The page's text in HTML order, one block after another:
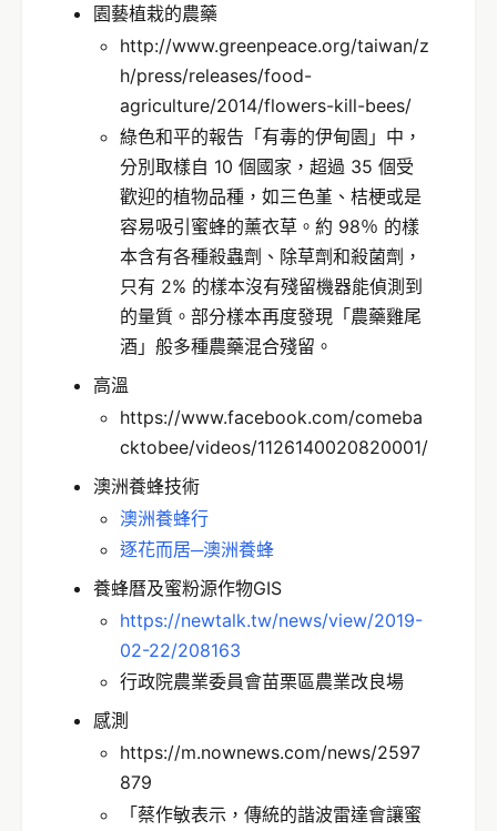
園藝植栽的農藥
http://www.greenpeace.org/taiwan/z
h/press/releases/food-
agriculture/2014/flowers-kill-bees/
綠色和平的報告「有毒的伊甸園」中，
分別取樣自 10 個國家，超過 35 個受
歡迎的植物品種，如三色堇、桔梗或是
容易吸引蜜蜂的薰衣草。約 98％ 的樣
本含有各種殺蟲劑、除草劑和殺菌劑，
只有 2% 的樣本沒有殘留機器能偵測到
的量質。部分樣本再度發現「農藥雞尾
酒」般多種農藥混合殘留。
高溫
https://www.facebook.com/comeba
cktobee/videos/1126140020820001/
澳洲養蜂技術
澳洲養蜂行
逐花而居─澳洲養蜂
養蜂曆及蜜粉源作物GIS
https://newtalk.tw/news/view/2019-
02-22/208163
行政院農業委員會苗栗區農業改良場
感測
https://m.nownews.com/news/2597
879
「蔡作敏表示，傳統的諧波雷達會讓蜜